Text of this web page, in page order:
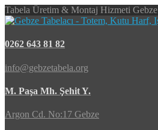
Tabela Üretim & Montaj Hizmeti Gebze
0262 643 81 82
info@gebzetabela.org
M. Paşa Mh. Şehit Y.
Argon Cd. No:17 Gebze